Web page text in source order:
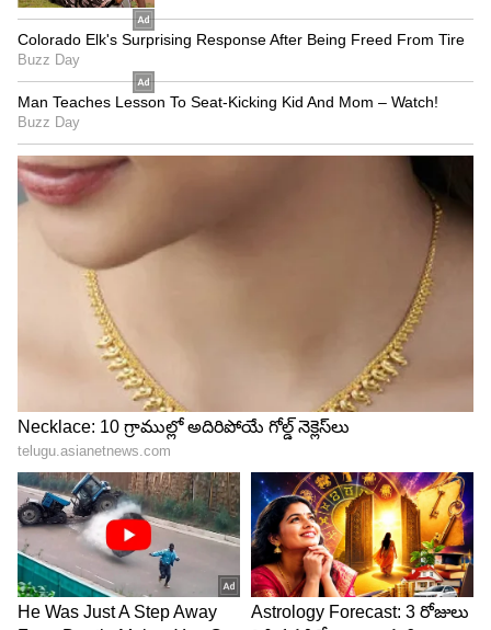
కిచ్చ సుధీప్ పెర్ఫామెన్స్ అద్భుతమంటూ ఎక్కువమంది
ఆడియన్స్ ట్విట్టర్ లో కామెంట్స్ పెడుతున్నారు. ఇక జర్మనీ
లో సినిమా చూసిన ఆడియన్స్ సినిమా ఫస్ట్ హాఫ్ బాగుంది.
పవర్ ఫుల్ ఎంట్రీ ఇచ్చాడు సుధీప్, కాకపోతే ఇంట్రవెల్
బ్యాంగ్ అంత ఆకట్టుకోలేదు అంటున్నారు. అది ఆడియన్స్
ఊహించగలిగిందే ఇచ్చారంటున్నారు. అంతే కాదు సెకండ్
హాఫ్ మూవీ ఊహించని విధంగా ఉంటుందంటున్నారు
ఇక విక్రమ్ రోణాలో హైలెట్ విజ్యూవల్ ఎఫెక్ట్స్, అనూపు
బండారి డైరెక్షన్ తో పాటు ఆర్డ్ డైరెక్టర్ శిబు టాలెంట్
ఈసినిమా సెట్టింగ్స్ లో కనిపిస్తుంది. సినిమాకు విఎఫ్ ఎక్స్
అద్భుతంగా ఉన్నాయంటున్నారు ఆడియన్స్. ముఖ్యంగా